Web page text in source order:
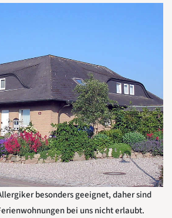
besonders geeignet, daher sind
bei uns nicht erlaubt.